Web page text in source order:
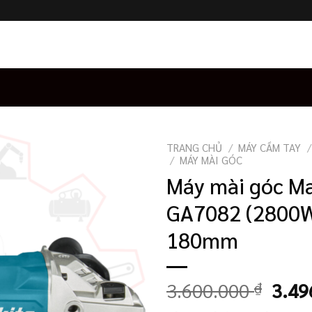
TRANG CHỦ / MÁY CẦM TAY /
/ MÁY MÀI GÓC
Máy mài góc
GA7082
180mm
3.600.000₫ Giá